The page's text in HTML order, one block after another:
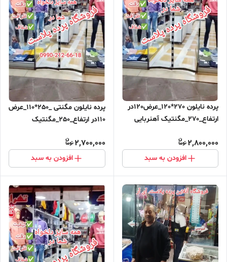
پرده نایلون 270*120_عرض120در
ارتفاع_270_مگنتیک آهنربایی
2,800,000
افزودن به سبد
پرده نایلون مگنتی _250*110_عرض
110در ارتفاع_250_مگنتیک
2,700,000
افزودن به سبد